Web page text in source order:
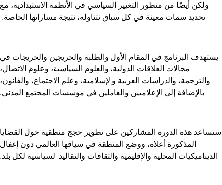
ولكن أيضًا من منظور التغيير السياسي في الأنظمة الاستبدادية، مع
تحديد سمات معينة في كل سياق نتناوله، نتيجة مساراتها الخاصة.
البرنامج في المقام الأول والطلبة والخريجين والخريجات في
مجالات العلاقات الدولية، والعلوم السياسية، وعلوم الاتصال،
والترجمة، والدراسات العربية والإسلامية، وعلم الاجتماع، والقانون،
بالإضافة إلى الإعلاميين والعاملين في مؤسسات المجتمع المدني.
هذه الدورة المشاركين على تطوير حجج منطقية حول القضايا
المذكورة أعلاه، ووضع المنطقة في سياقها العالمي دون إغفال
المحلية والإقليمية والثقافات والتقاليد السياسية لكل بلد.